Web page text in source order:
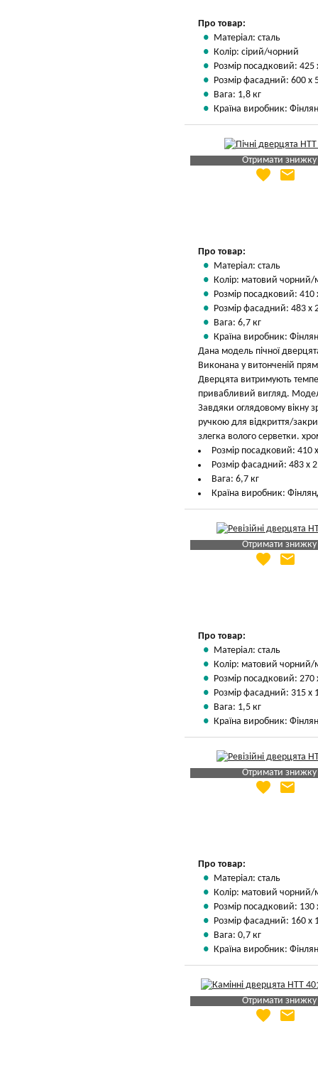
Про товар:
Матеріал: сталь
Колір: сірий/чорний
Розмір посадковий:
Розмір фасадний: 600 х
Вага: 1,8 кг
Країна виробник:
Отримати знижку
Яка Ваша ціна
favorite email
Про товар:
Матеріал: сталь
Колір: матовий
Розмір посадковий:
Розмір фасадний: 483 х
Вага: 6,7 кг
Країна виробник:
Дана модель пічної
Виконана у витонченій
Дверцята витримують
привабливий вигляд.
Завдяки оглядовому вікну
ручкою для відкриття/
злегка волого серветки.
Розмір посадковий: 410
Розмір фасадний: 483 х
Вага: 6,7 кг
Країна виробник:
Отримати знижку
Яка Ваша ціна
favorite email
Про товар:
Матеріал: сталь
Колір: матовий
Розмір посадковий:
Розмір фасадний: 315 х
Вага: 1,5 кг
Країна виробник:
Отримати знижку
Яка Ваша ціна
favorite email
Про товар:
Матеріал: сталь
Колір: матовий
Розмір посадковий:
Розмір фасадний: 160 х
Вага: 0,7 кг
Країна виробник:
Отримати знижку
Яка Ваша ціна
favorite email